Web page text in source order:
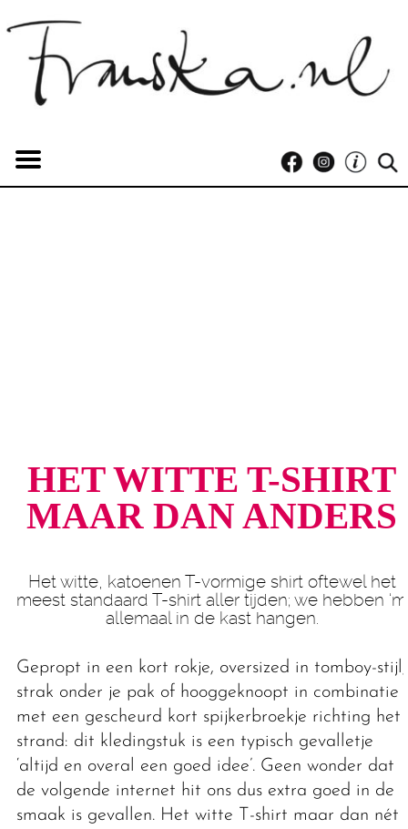
HET WITTE T-SHIRT
MAAR DAN ANDERS
Het witte, katoenen T-vormige shirt oftewel het
meest standaard T-shirt aller tijden; we hebben ‘m
allemaal in de kast hangen.
Gepropt in een kort rokje, oversized in tomboy-stijl,
strak onder je pak of hooggeknoopt in combinatie
met een gescheurd kort spijkerbroekje richting het
strand: dit kledingstuk is een typisch gevalletje
‘altijd en overal een goed idee’. Geen wonder dat
de volgende internet hit ons dus extra goed in de
smaak is gevallen. Het witte T-shirt maar dan nét